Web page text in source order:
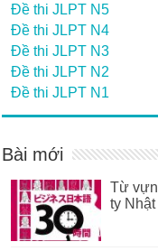
Đề thi JLPT N5
Đề thi JLPT N4
Đề thi JLPT N3
Đề thi JLPT N2
Đề thi JLPT N1
Bài mới
Từ
ty Nhật